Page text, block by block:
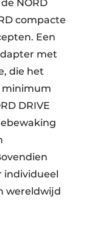
NORD
compacte
Een
met
die het
minimum
DRIVE
individueel
wereldwijd